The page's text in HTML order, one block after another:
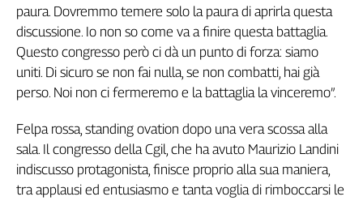
paura. Dovremmo temere solo la paura di aprirla questa
discussione. Io non so come va a finire questa battaglia.
Questo congresso però ci dà un punto di forza: siamo
uniti. Di sicuro se non fai nulla, se non combatti, hai già
perso. Noi non ci fermeremo e la battaglia la vinceremo”.
Felpa rossa, standing ovation dopo una vera scossa alla
sala. Il congresso della Cgil, che ha avuto Maurizio Landini
indiscusso protagonista, finisce proprio alla sua maniera,
tra applausi ed entusiasmo e tanta voglia di rimboccarsi le